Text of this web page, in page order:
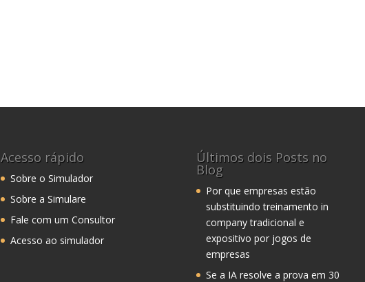
Acesso rápido
Sobre o Simulador
Sobre a Simulare
Fale com um Consultor
Acesso ao simulador
Últimos dois Posts no
Blog
Por que empresas estão
substituindo treinamento in
company tradicional e
expositivo por jogos de
empresas
Se a IA resolve a prova em 30